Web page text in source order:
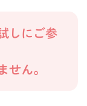
しにご参
せん。